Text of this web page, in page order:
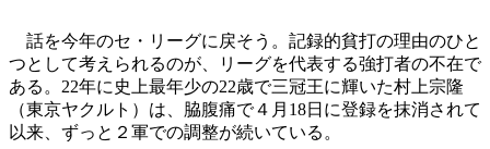
話を今年のセ・リーグに戻そう。記録的貧打の理由のひと
つとして考えられるのが、リーグを代表する強打者の不在で
ある。22年に史上最年少の22歳で三冠王に輝いた村上宗隆
（東京ヤクルト）は、脇腹痛で４月18日に登録を抹消されて
以来、ずっと２軍での調整が続いている。